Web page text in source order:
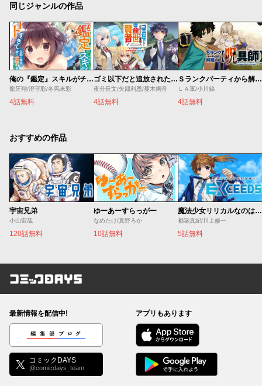
同じジャンルの作品
俺の『鑑定』スキルがチートすぎて
龍牙翔/澄守彩/冬馬来彩
4話無料
ゴミ以下だと追放された使用人、実は前世賢者です ～史上最強の賢者、世界最高峰の学園に通う～
夜分長文/矢部利恩/蔓木鋼音
4話無料
Ｓランクパーティから解雇された【呪具師】～『呪いのアイテム』しか作れませんが、その性能はアーティファクト級なり……！～
ＬＡ軍/小川錦
4話無料
おすすめの作品
宇宙兄弟
小山宙哉
120話無料
ゆーあーすらっがー
なめたけ/真野ろか
10話無料
魔法少女リリカルなのは EXCEEDS
都築真紀/川上修一
5話無料
コミックDAYS
最新情報を配信中!
編集部ブログ
コミックDAYS
@comicdays_team
アプリもあります